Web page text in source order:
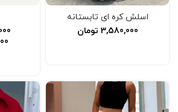
اسلش کره ای تابستانه
3,580,000 تومان